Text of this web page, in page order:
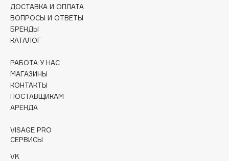
Dorco
DP Daily Perfection
Dr. Vranjes Firenze
Dr.Ceuracle
Dr.Jart+
DSD de Luxe
Dyson
E
ДОСТАВКА И ОПЛАТА
ВОПРОСЫ И ОТВЕТЫ
БРЕНДЫ
КАТАЛОГ
РАБОТА У НАС
МАГАЗИНЫ
КОНТАКТЫ
ПОСТАВЩИКАМ
АРЕНДА
VISAGE PRO
СЕРВИСЫ
VK